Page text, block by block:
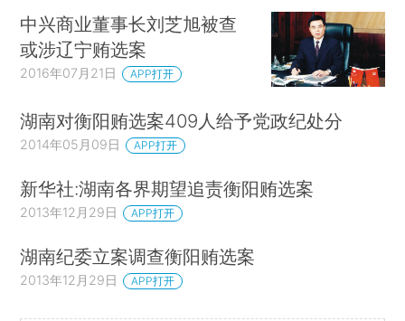
中兴商业董事长刘芝旭被查
或涉辽宁贿选案
2016年07月21日 APP打开
湖南对衡阳贿选案409人给予党政纪处分
2014年05月09日 APP打开
新华社:湖南各界期望追责衡阳贿选案
2013年12月29日 APP打开
湖南纪委立案调查衡阳贿选案
2013年12月29日 APP打开